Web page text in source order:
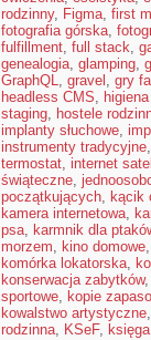
rodzinny, Figma, first
fotografia górska,
fulfillment, full stack,
genealogia, glamping,
GraphQL, gravel , gry
headless CMS,
staging, hostele
implanty słuchowe,
instrumenty tradycyjne,
termostat, internet
świąteczne,
początkujących, kącik
kamera internetowa,
psa, karmnik dla
morzem, kino domowe,
komórka lokatorska,
konserwacja zabytków,
sportowe, kopie
kowalstwo artystyczne,
rodzinna, KSeF,